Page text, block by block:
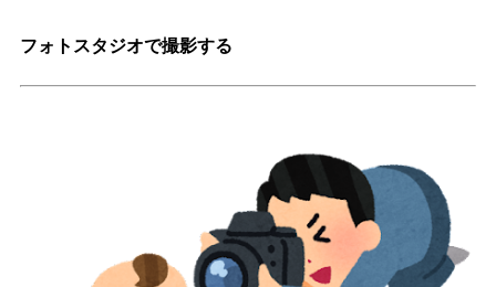
フォトスタジオで撮影する